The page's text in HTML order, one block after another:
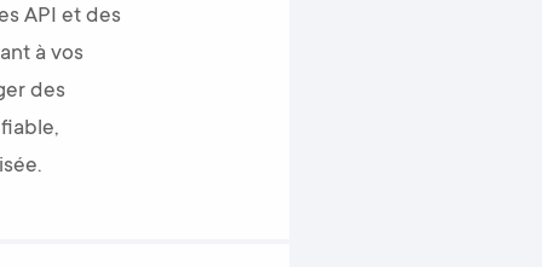
API et des
à vos
des